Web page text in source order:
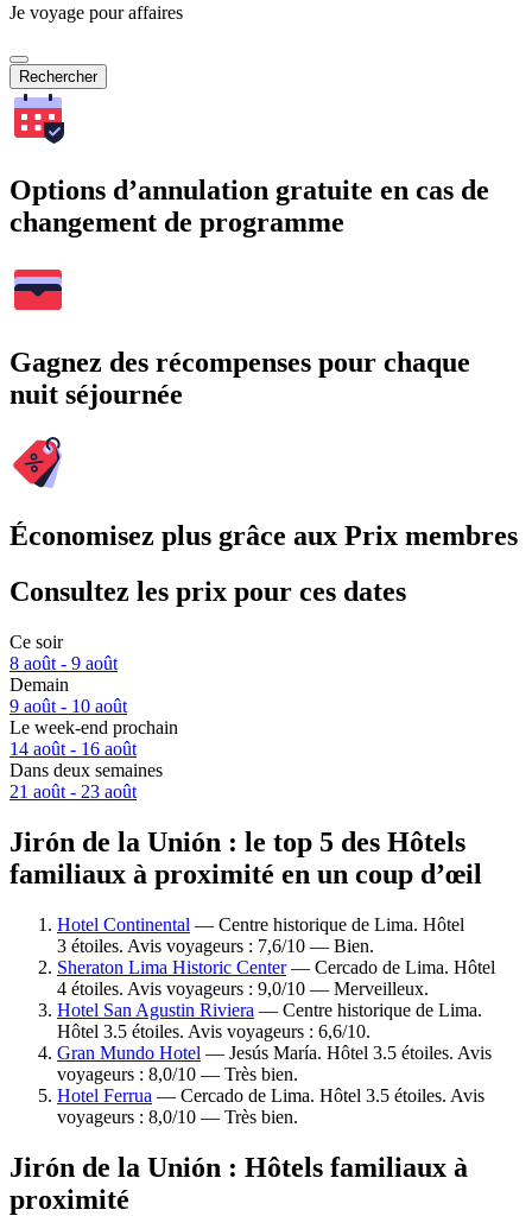
Je voyage pour affaires
Rechercher
Options d’annulation gratuite en cas de
changement de programme
Gagnez des récompenses pour chaque
nuit séjournée
Économisez plus grâce aux Prix membres
Consultez les prix pour ces dates
Ce soir
8 août - 9 août
Demain
9 août - 10 août
Le week-end prochain
14 août - 16 août
Dans deux semaines
21 août - 23 août
Jirón de la Unión : le top 5 des Hôtels
familiaux à proximité en un coup d’œil
Hotel Continental — Centre historique de Lima. Hôtel
3 étoiles. Avis voyageurs : 7,6/10 — Bien.
Sheraton Lima Historic Center— Cercado de Lima. Hôtel
4 étoiles. Avis voyageurs : 9,0/10 — Merveilleux.
Hotel San Agustin Riviera — Centre historique de Lima.
Hôtel 3.5 étoiles. Avis voyageurs : 6,6/10.
Gran Mundo Hotel — Jesús María. Hôtel 3.5 étoiles. Avis
voyageurs : 8,0/10 — Très bien.
Hotel Ferrua — Cercado de Lima. Hôtel 3.5 étoiles. Avis
voyageurs : 8,0/10 — Très bien.
Jirón de la Unión : Hôtels familiaux à
proximité